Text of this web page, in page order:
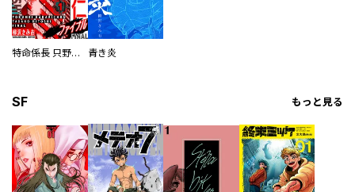
特命係長 只野仁ファイナル 愛蔵版 青き炎
SF もっと見る